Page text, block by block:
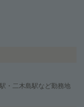
・二木島駅など勤務地